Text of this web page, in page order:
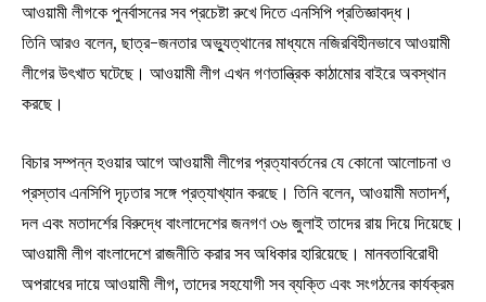
আওয়ামী লীগকে পুনর্বাসনের সব প্রচেষ্টা রুখে দিতে এনসিপি প্রতিজ্ঞাবদ্ধ।
তিনি আরও বলেন, ছাত্র-জনতার অভ্যুত্থানের মাধ্যমে নজিরবিহীনভাবে আওয়ামী
লীগের উৎখাত ঘটেছে। আওয়ামী লীগ এখন গণতান্ত্রিক কাঠামোর বাইরে অবস্থান
করছে।
বিচার সম্পন্ন হওয়ার আগে আওয়ামী লীগের প্রত্যাবর্তনের যে কোনো আলোচনা ও
প্রস্তাব এনসিপি দৃঢ়তার সঙ্গে প্রত্যাখ্যান করছে। তিনি বলেন, আওয়ামী মতাদর্শ,
দল এবং মতাদর্শের বিরুদ্ধে বাংলাদেশের জনগণ ৩৬ জুলাই তাদের রায় দিয়ে দিয়েছে।
আওয়ামী লীগ বাংলাদেশে রাজনীতি করার সব অধিকার হারিয়েছে। মানবতাবিরোধী
অপরাধের দায়ে আওয়ামী লীগ, তাদের সহযোগী সব ব্যক্তি এবং সংগঠনের কার্যক্রম